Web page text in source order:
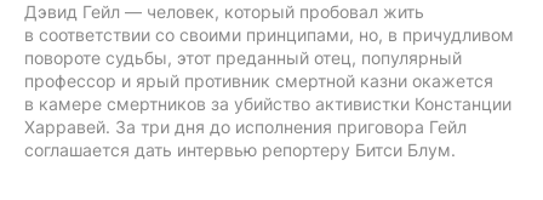
Дэвид Гейл — человек, который пробовал жить
в соответствии со своими принципами, но, в причудливом
повороте судьбы, этот преданный отец, популярный
профессор и ярый противник смертной казни окажется
в камере смертников за убийство активистки Констанции
Харравей. За три дня до исполнения приговора Гейл
соглашается дать интервью репортеру Битси Блум.